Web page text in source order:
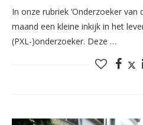
In onze rubriek ‘Onderzoeker van
maand een kleine inkijk in het
(PXL-)onderzoeker. Deze …